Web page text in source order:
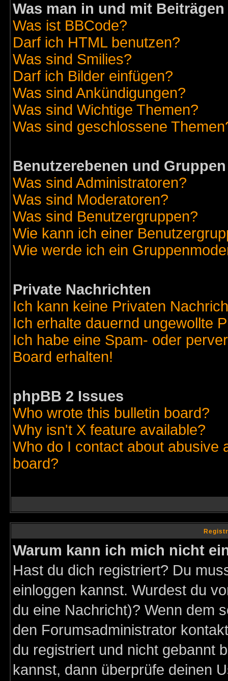
Was man in und mit
Was ist BBCode?
Darf ich HTML benutzen?
Was sind Smilies?
Darf ich Bilder einfügen?
Was sind Ankündigungen?
Was sind Wichtige Themen?
Was sind geschlossene
Benutzerebenen und Gruppen
Was sind Administratoren?
Was sind Moderatoren?
Was sind Benutzergruppen?
Wie kann ich einer
Wie werde ich ein
Private Nachrichten
Ich kann keine Privaten
Ich erhalte dauernd ungewollte
Ich habe eine Spam- oder
Board erhalten!
phpBB 2 Issues
Who wrote this bulletin board?
Why isn't X feature available?
Who do I contact about abusive
board?
Warum kann ich mich nicht
Hast du dich registriert? Du
einloggen kannst. Wurdest du
du eine Nachricht)? Wenn dem
den Forumsadministrator
du registriert und nicht gebannt
kannst, dann überprüfe deinen